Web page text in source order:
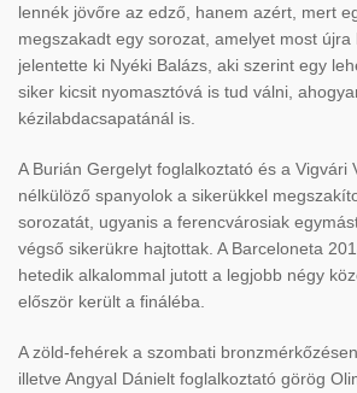
lennék jövőre az edző, hanem azért, mert
megszakadt egy sorozat, amelyet most újra
jelentette ki Nyéki Balázs, aki szerint egy
siker kicsit nyomasztóvá is tud válni,
kézilabdacsapatánál is.
A Burián Gergelyt foglalkoztató és a Vigvári
nélkülöző spanyolok a sikerükkel
sorozatát, ugyanis a ferencvárosiak
végső sikerükre hajtottak. A Barceloneta
hetedik alkalommal jutott a legjobb négy
először került a fináléba.
A zöld-fehérek a szombati
illetve Angyal Dánielt foglalkoztató görög